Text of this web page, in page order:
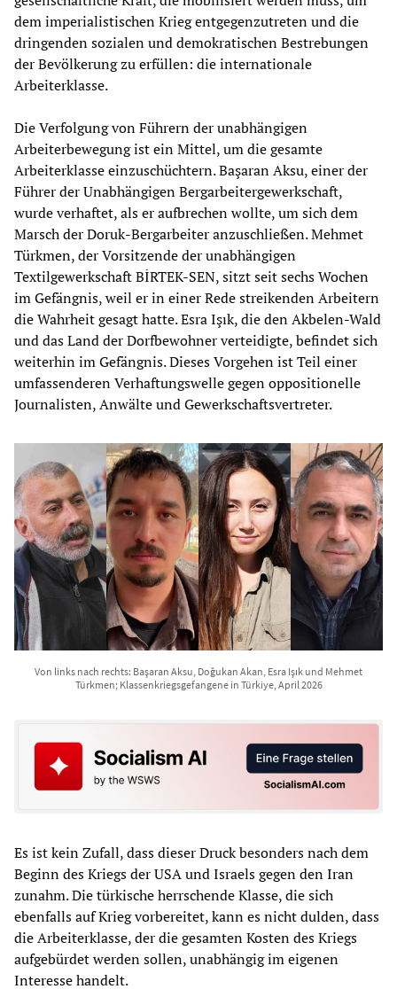
dem imperialistischen Krieg entgegenzutreten und die
dringenden sozialen und demokratischen Bestrebungen
der Bevölkerung zu erfüllen: die internationale
Arbeiterklasse.
Die Verfolgung von Führern der unabhängigen
Arbeiterbewegung ist ein Mittel, um die gesamte
Arbeiterklasse einzuschüchtern. Başaran Aksu, einer der
Führer der Unabhängigen Bergarbeitergewerkschaft,
wurde verhaftet, als er aufbrechen wollte, um sich dem
Marsch der Doruk-Bergarbeiter anzuschließen. Mehmet
Türkmen, der Vorsitzende der unabhängigen
Textilgewerkschaft BİRTEK-SEN, sitzt seit sechs Wochen
im Gefängnis, weil er in einer Rede streikenden Arbeitern
die Wahrheit gesagt hatte. Esra Işık, die den Akbelen-Wald
und das Land der Dorfbewohner verteidigte, befindet sich
weiterhin im Gefängnis. Dieses Vorgehen ist Teil einer
umfassenderen Verhaftungswelle gegen oppositionelle
Journalisten, Anwälte und Gewerkschaftsvertreter.
Von links nach rechts: Başaran Aksu, Doğukan Akan, Esra Işık und Mehmet
Türkmen; Klassenkriegsgefangene in Türkiye, April 2026
Es ist kein Zufall, dass dieser Druck besonders nach dem
Beginn des Kriegs der USA und Israels gegen den Iran
zunahm. Die türkische herrschende Klasse, die sich
ebenfalls auf Krieg vorbereitet, kann es nicht dulden, dass
die Arbeiterklasse, der die gesamten Kosten des Kriegs
aufgebürdet werden sollen, unabhängig im eigenen
Interesse handelt.